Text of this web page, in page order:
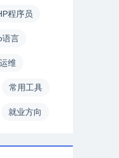
程序员
语言
维
常用工具
就业方向